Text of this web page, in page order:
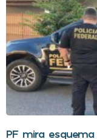
PF mira